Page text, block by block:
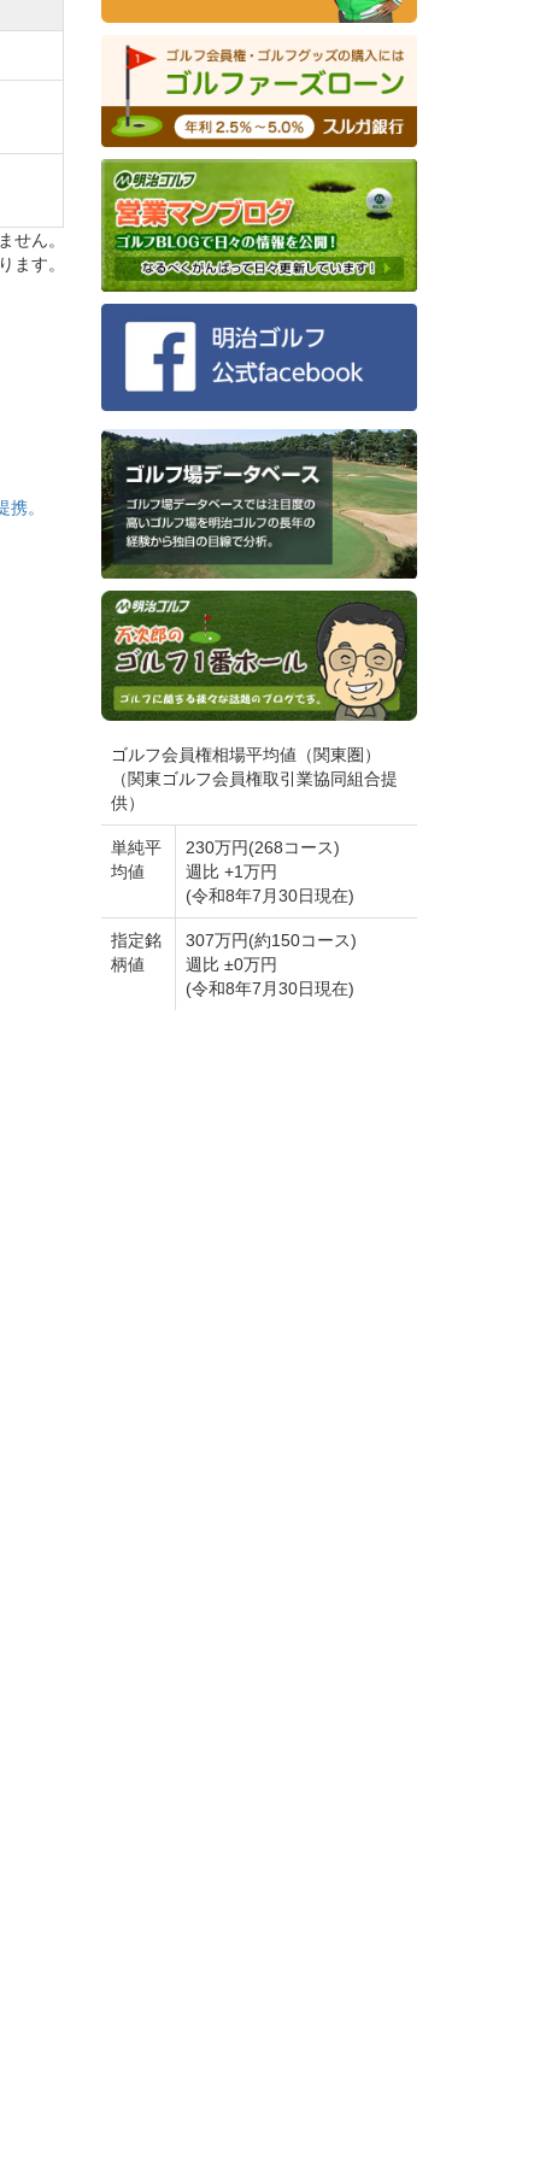
了と
せん。
ます。
。
ゴルフ会員権相場平均値（関東圏）
（関東ゴルフ会員権取引業協同組合提
供）
単純平
均値
230万円(268コース)
週比 +1万円
(令和8年7月30日現在)
指定銘
柄値
307万円(約150コース)
週比 ±0万円
(令和8年7月30日現在)